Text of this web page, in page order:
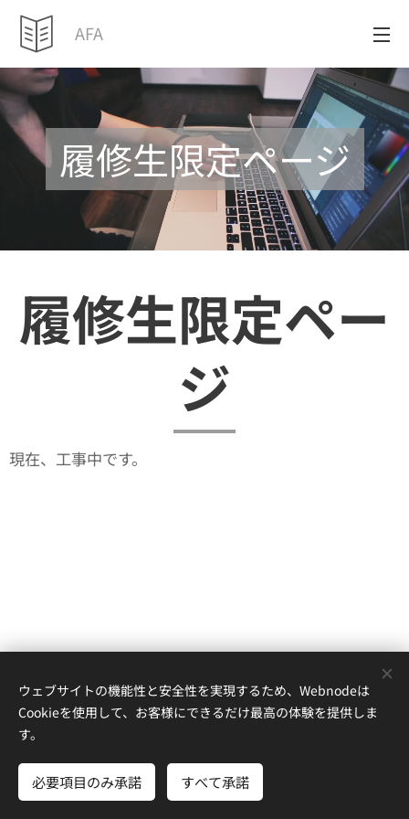
AFA
履修生限定ページ
履修生限定ペー
ジ
現在、工事中です。
© 2024愛媛大学 フランス語学習支援サイト All Rights Reserved.
言語
日本語
Français
ウェブサイトの機能性と安全性を実現するため、Webnodeは
Cookieを使用して、お客様にできるだけ最高の体験を提供しま
す。
必要項目のみ承諾 すべて承諾